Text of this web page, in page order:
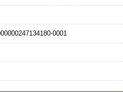
0001